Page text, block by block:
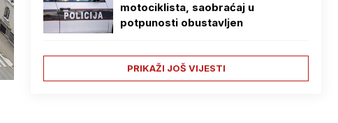
motociklista, saobraćaj u
potpunosti obustavljen
PRIKAŽI JOŠ VIJESTI